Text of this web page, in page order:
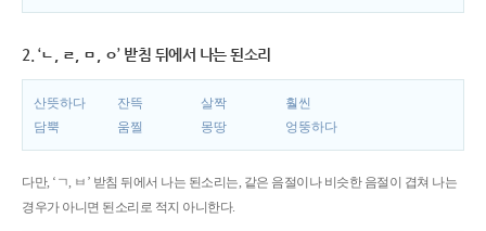
2. ‘ㄴ, ㄹ, ㅁ, ㅇ’ 받침 뒤에서 나는 된소리
산뜻하다 잔뜩 살짝
훨씬
담뿍
움찔 몽땅 엉뚱하다
다만, ‘ㄱ, ㅂ’ 받침 뒤에서 나는 된소리는, 같은 음절이나 비슷한 음절이 겹쳐 나는
경우가 아니면 된소리로 적지 아니한다.